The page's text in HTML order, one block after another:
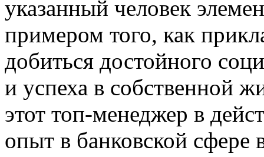
указанный человек
примером того, как
добиться достойного
и успеха в собственной
этот топ-менеджер в
опыт в банковской